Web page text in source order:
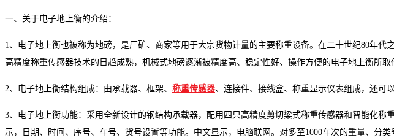
一、关于电子地上衡的介绍：
1、电子地上衡也被称为地磅，是厂矿、商家等用于大宗货物计量的主要称重设备。在二十世纪80年
高精度称重传感器技术的日趋成熟，机械式地磅逐渐被精度高、稳定性好、操作方便的电子地上衡所取
2、电子地上衡结构组成：由承载器、框架、 称重传感器、连接件、接线盒、称重显示仪表组成，还可
3、电子地上衡功能：采用全新设计的钢结构承载器，配用四只高精度剪切梁式称重传感器和智能化
示，日期、时间、序号、车号、货号设置等功能。中文显示，电脑联网。对多至1000车次的重量、分